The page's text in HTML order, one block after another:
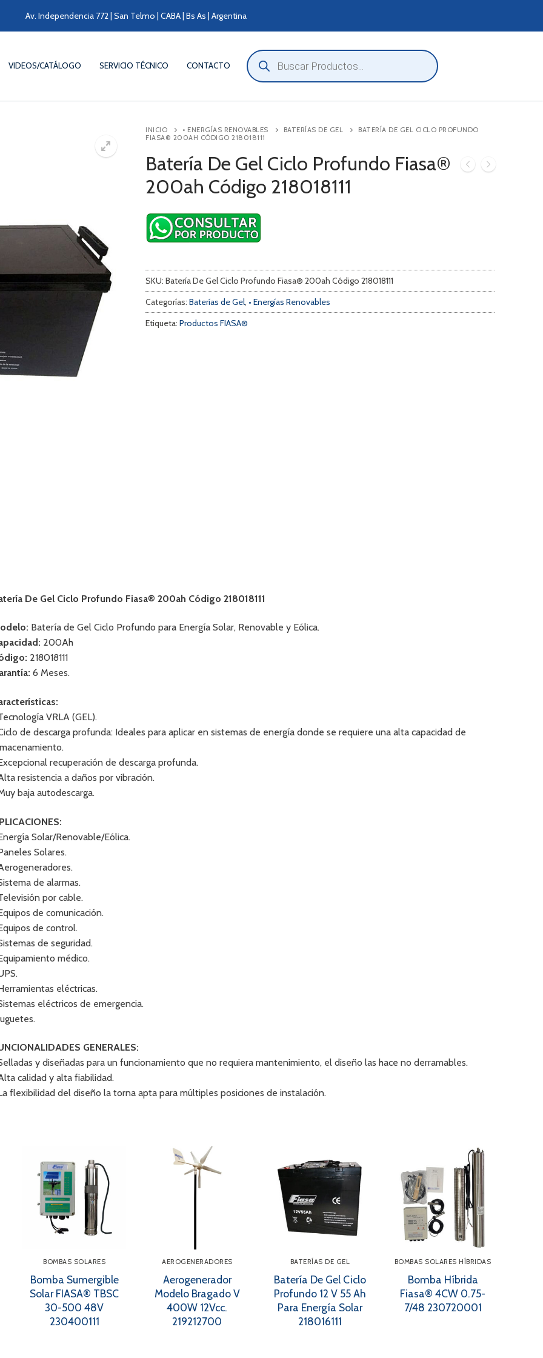
Av. Independencia 772 | San Telmo | CABA | Bs As | Argentina
VIDEOS/CATÁLOGO SERVICIO TÉCNICO CONTACTO
Búsqueda
de
productos
INICIO • ENERGÍAS RENOVABLES BATERÍAS DE GEL
BATERÍA DE GEL CICLO PROFUNDO
FIASA® 200AH CÓDIGO 218018111
Batería De Gel Ciclo Profundo Fiasa®
200ah Código 218018111
SKU: Batería De Gel Ciclo Profundo Fiasa® 200ah Código 218018111
Categorías: Baterías de Gel, • Energías Renovables
Etiqueta: Productos FIASA®
De Gel Ciclo Profundo Fiasa® 200ah Código 218018111
Batería de Gel Ciclo Profundo para Energía Solar, Renovable y Eólica.
200Ah
218018111
6 Meses.
VRLA (GEL).
de descarga profunda: Ideales para aplicar en sistemas de energía donde se requiere una alta capacidad de
recuperación de descarga profunda.
resistencia a daños por vibración.
baja autodescarga.
Solar/Renovable/Eólica.
Solares.
de alarmas.
por cable.
de comunicación.
de control.
de seguridad.
médico.
eléctricas.
eléctricos de emergencia.
GENERALES:
y diseñadas para un funcionamiento que no requiera mantenimiento, el diseño las hace no derramables.
calidad y alta fiabilidad.
flexibilidad del diseño la torna apta para múltiples posiciones de instalación.
BOMBAS SOLARES
Bomba Sumergible
Solar FIASA® TBSC
30-500 48V
230400111
AEROGENERADORES
Aerogenerador
Modelo Bragado V
400W 12Vcc.
219212700
BATERÍAS DE GEL
Batería De Gel Ciclo
Profundo 12 V 55 Ah
Para Energía Solar
218016111
BOMBAS SOLARES HÍBRIDAS
Bomba Híbrida
Fiasa® 4CW 0.75-
7/48 230720001